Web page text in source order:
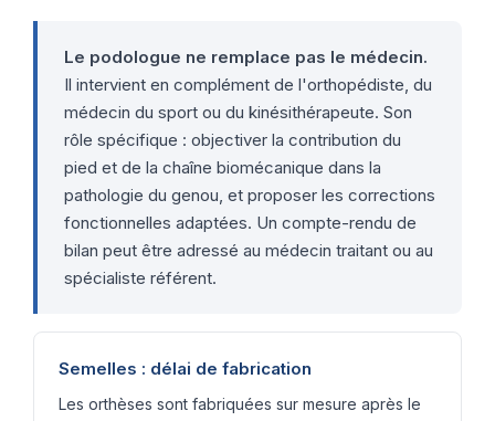
Le podologue ne remplace pas le médecin.
Il intervient en complément de l'orthopédiste, du
médecin du sport ou du kinésithérapeute. Son
rôle spécifique : objectiver la contribution du
pied et de la chaîne biomécanique dans la
pathologie du genou, et proposer les corrections
fonctionnelles adaptées. Un compte-rendu de
bilan peut être adressé au médecin traitant ou au
spécialiste référent.
Semelles : délai de fabrication
Les orthèses sont fabriquées sur mesure après le